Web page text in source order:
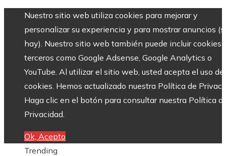
Nuestro sitio web utiliza cookies para mejorar y
personalizar su experiencia y para mostrar anuncios
hay). Nuestro sitio web también puede incluir cookies
terceros como Google Adsense, Google Analytics o
YouTube. Al utilizar el sitio web, usted acepta el uso de
cookies. Hemos actualizado nuestra Política de
Haga clic en el botón para consultar nuestra Política
Privacidad.
Ok, Acepto
Trending